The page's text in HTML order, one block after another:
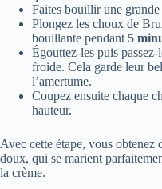
Faites bouillir une grande
Plongez les choux de
bouillante pendant 5
Égouttez-les puis passez-
froide. Cela garde leur
l’amertume.
Coupez ensuite chaque
hauteur.
Avec cette étape, vous obtenez
doux, qui se marient
la crème.